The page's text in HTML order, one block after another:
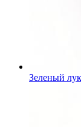
Зеленый лук